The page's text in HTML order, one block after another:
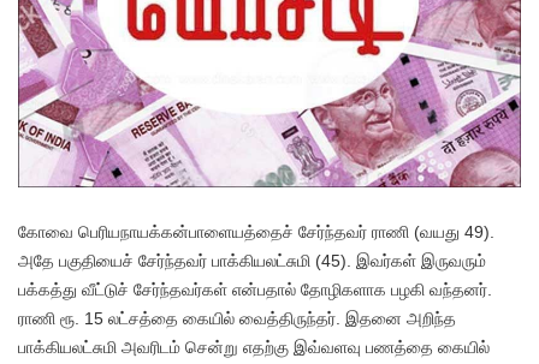
கோவை பெரியநாயக்கன்பாளையத்தைச் சேர்ந்தவர் ராணி (வயது 49).
அதே பகுதியைச் சேர்ந்தவர் பாக்கியலட்சுமி (45). இவர்கள் இருவரும்
பக்கத்து வீட்டுச் சேர்ந்தவர்கள் என்பதால் தோழிகளாக பழகி வந்தனர்.
ராணி ரூ. 15 லட்சத்தை கையில் வைத்திருந்தர். இதனை அறிந்த
பாக்கியலட்சுமி அவரிடம் சென்று எதற்கு இவ்வளவு பணத்தை கையில்